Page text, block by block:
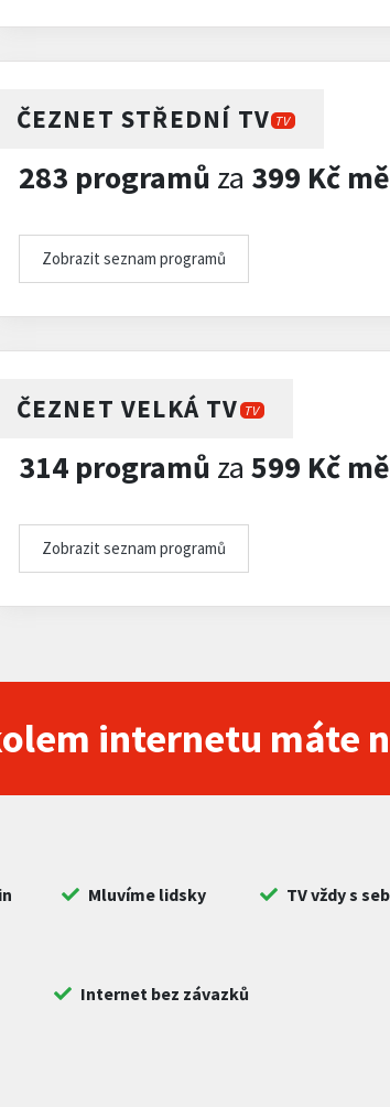
ČEZNET STŘEDNÍ TV TV
283 programů za 399 Kč
Zobrazit seznam programů
ČEZNET VELKÁ TV TV
314 programů za 599 Kč
Zobrazit seznam programů
internetu máte
Mluvíme lidsky TV vždy s
Internet bez závazků